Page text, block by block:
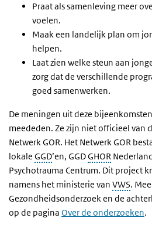
Praat als samenleving meer
voelen.
Maak een landelijk plan om
helpen.
Laat zien welke steun aan
zorg dat de verschillende
goed samenwerken.
De meningen uit deze
meededen. Ze zijn niet officieel van
Netwerk GOR. Het Netwerk GOR
lokale GGD’en, GGDGHOR
Psychotrauma Centrum. Dit project
namens het ministerie van VWS.
Gezondheidsonderzoek en de
op de pagina Over de onderzoeken.